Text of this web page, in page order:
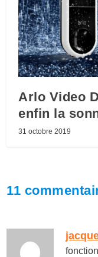
Arlo Video
enfin la
31 octobre 2019
11